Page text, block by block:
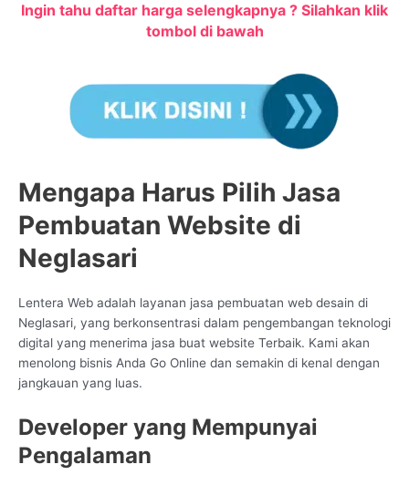
Ingin tahu daftar harga selengkapnya ? Silahkan klik
tombol di bawah
Mengapa Harus Pilih Jasa
Pembuatan Website di
Neglasari
Lentera Web adalah layanan jasa pembuatan web desain di
Neglasari, yang berkonsentrasi dalam pengembangan teknologi
digital yang menerima jasa buat website Terbaik. Kami akan
menolong bisnis Anda Go Online dan semakin di kenal dengan
jangkauan yang luas.
Developer yang Mempunyai
Pengalaman